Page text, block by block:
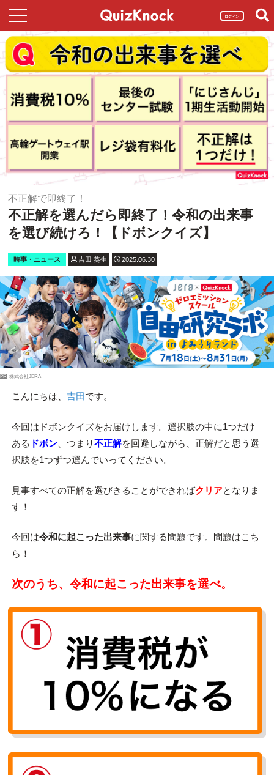
ログイン
不正解で即終了！
不正解を選んだら即終了！令和の出来事
を選び続けろ！【ドボンクイズ】
時事・ニュース 吉田 葵生 2025.06.30
PR 株式会社JERA
こんにちは、 吉田です。
今回はドボンクイズをお届けします。選択肢の中に1つだけ
ある ドボン、つまり不正解を回避しながら、正解だと思う選
択肢を1つずつ選んでいってください。
見事すべての正解を選びきることができればクリアとなりま
す！
今回は令和に起こった出来事に関する問題です。問題はこち
ら！
次のうち、令和に起こった出来事を選べ。